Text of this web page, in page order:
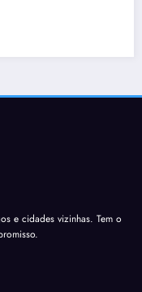
e cidades vizinhas. Tem o